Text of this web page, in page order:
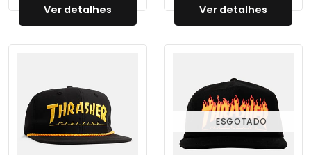
Ver detalhes Ver detalhes
ESGOTADO